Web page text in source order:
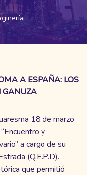
A ESPAÑA: LOS
GANUZA
18 de marzo
y
a cargo de su
(Q.E.P.D).
que permitió